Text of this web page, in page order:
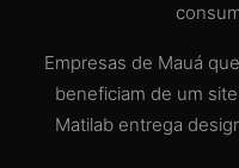
Empresas de Mauá
beneficiam de um
Matilab entrega